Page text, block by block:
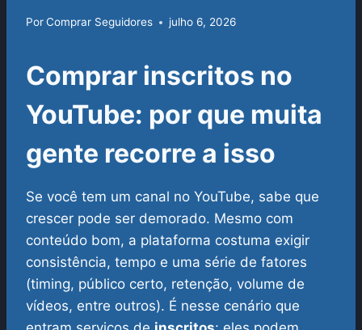
PorComprar Seguidores julho 6, 2026
Comprar inscritos no
YouTube: por que muita
gente recorre a isso
Se você tem um canal no YouTube, sabe que
crescer pode ser demorado. Mesmo com
conteúdo bom, a plataforma costuma exigir
consistência, tempo e uma série de fatores
(timing, público certo, retenção, volume de
vídeos, entre outros). É nesse cenário que